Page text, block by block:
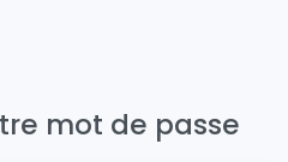
mot de passe